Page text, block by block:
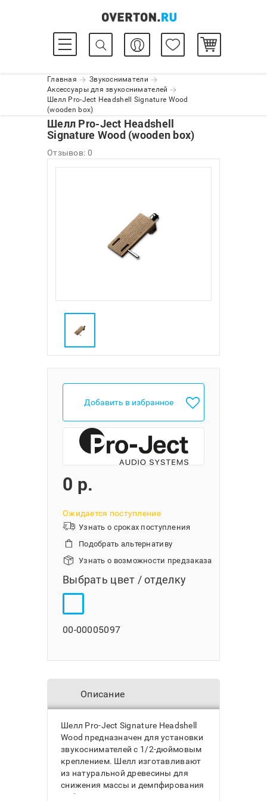
Главная
Звукосниматели
Аксессуары для звукоснимателей
Шелл Pro-Ject Headshell Signature Wood
(wooden box)
Шелл Pro-Ject Headshell
Signature Wood (wooden box)
Отзывов: 0
Добавить в избранное
0 p.
Ожидается поступление
Узнать о сроках поступления
Подобрать альтернативу
Узнать о возможности предзаказа
Выбрать цвет / отделку
00-00005097
Описание
Шелл Pro-Ject Signature Headshell
Wood предназначен для установки
звукоснимателей с 1/2-дюймовым
креплением. Шелл изготавливают
из натуральной древесины для
снижения массы и демпфирования
вибраций. Модель подходит для